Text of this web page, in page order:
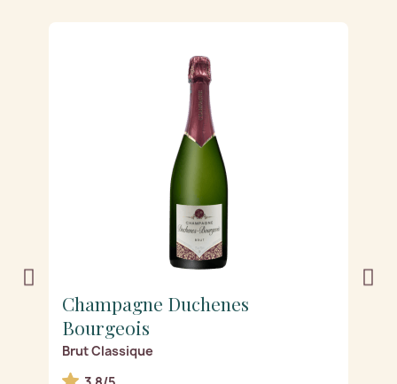
Champagne Duchenes
Bourgeois
Brut Classique